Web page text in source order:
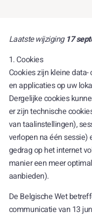
Laatste wijziging 17
1. Cookies
Cookies zijn kleine
en applicaties op uw
Dergelijke cookies
er zijn technische
van taalinstellingen),
verlopen na één sessie)
gedrag op het internet
manier een meer
aanbieden).
De Belgische Wet
communicatie van 13